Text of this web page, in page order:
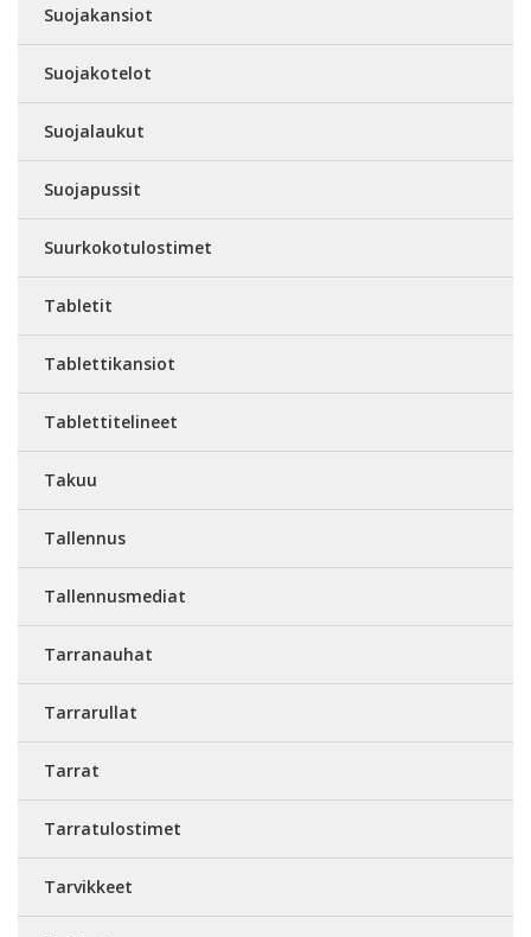
Suojakansiot
Suojakotelot
Suojalaukut
Suojapussit
Suurkokotulostimet
Tabletit
Tablettikansiot
Tablettitelineet
Takuu
Tallennus
Tallennusmediat
Tarranauhat
Tarrarullat
Tarrat
Tarratulostimet
Tarvikkeet